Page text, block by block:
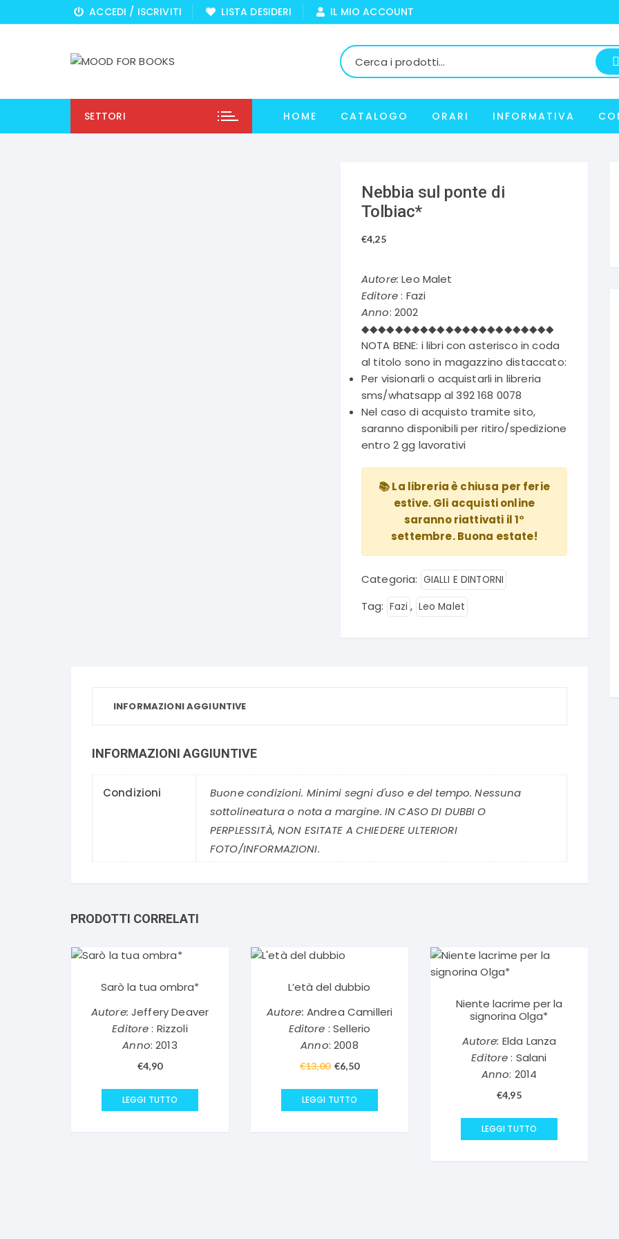
al
ACCEDI / ISCRIVITI LISTA DESIDERI IL MIO ACCOUNT
SETTORI HOME CATALOGO ORARI INFORMATIVA
Nebbia sul ponte di
Tolbiac*
€4,25
Autore: Leo Malet
Editore: Fazi
Anno: 2002
◆◆◆◆◆◆◆◆◆◆◆◆◆◆◆◆◆◆◆◆◆◆◆
NOTA BENE: i libri con asterisco in coda
al titolo sono in magazzino distaccato:
Per visionarli o acquistarli in libreria
sms/whatsapp al 392 168 0078
Nel caso di acquisto tramite sito,
saranno disponibili per ritiro/spedizione
entro 2 gg lavorativi
📚 La libreria è chiusa per ferie
estive. Gli acquisti online
saranno riattivati il 1°
settembre. Buona estate!
Categoria: GIALLI E DINTORNI
Tag: Fazi , Leo Malet
INFORMAZIONI AGGIUNTIVE
INFORMAZIONI AGGIUNTIVE
Condizioni
Buone condizioni. Minimi segni d'uso e del tempo. Nessuna
sottolineatura o nota a margine. IN CASO DI DUBBI O
PERPLESSITÀ, NON ESITATE A CHIEDERE ULTERIORI
FOTO/INFORMAZIONI.
PRODOTTI CORRELATI
Sarò la tua ombra*
Autore: Jeffery Deaver
Editore: Rizzoli
Anno: 2013
€4,90
LEGGI TUTTO
L’età del dubbio
Autore: Andrea Camilleri
Editore : Sellerio
Anno: 2008
€13,00 Il
originale
€6,50Il
LEGGI TUTTO
Niente lacrime per la
signorina Olga*
Autore: Elda Lanza
Editore: Salani
Anno: 2014
€4,95
LEGGI TUTTO